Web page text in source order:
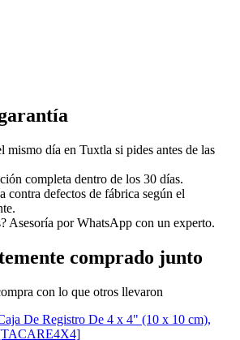
mismo día en Tuxtla si pides antes de las
completa dentro de los 30 días.
contra defectos de fábrica según el
Asesoría por WhatsApp con un experto.
comprado junto
con lo que otros llevaron